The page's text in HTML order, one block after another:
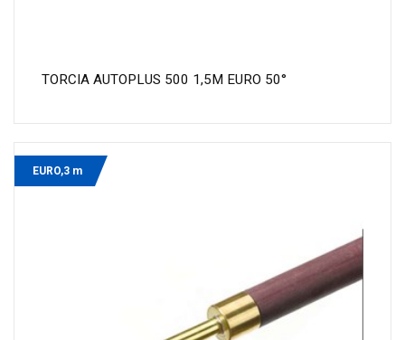
TORCIA AUTOPLUS 500 1,5M EURO 50°
EURO,3 m